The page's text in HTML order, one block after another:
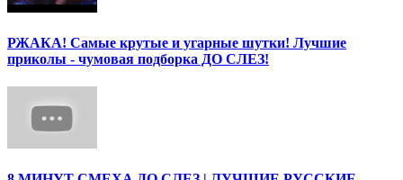
РЖАКА! Самые крутые и угарные шутки! Лучшие
приколы - чумовая подборка ДО СЛЕЗ!